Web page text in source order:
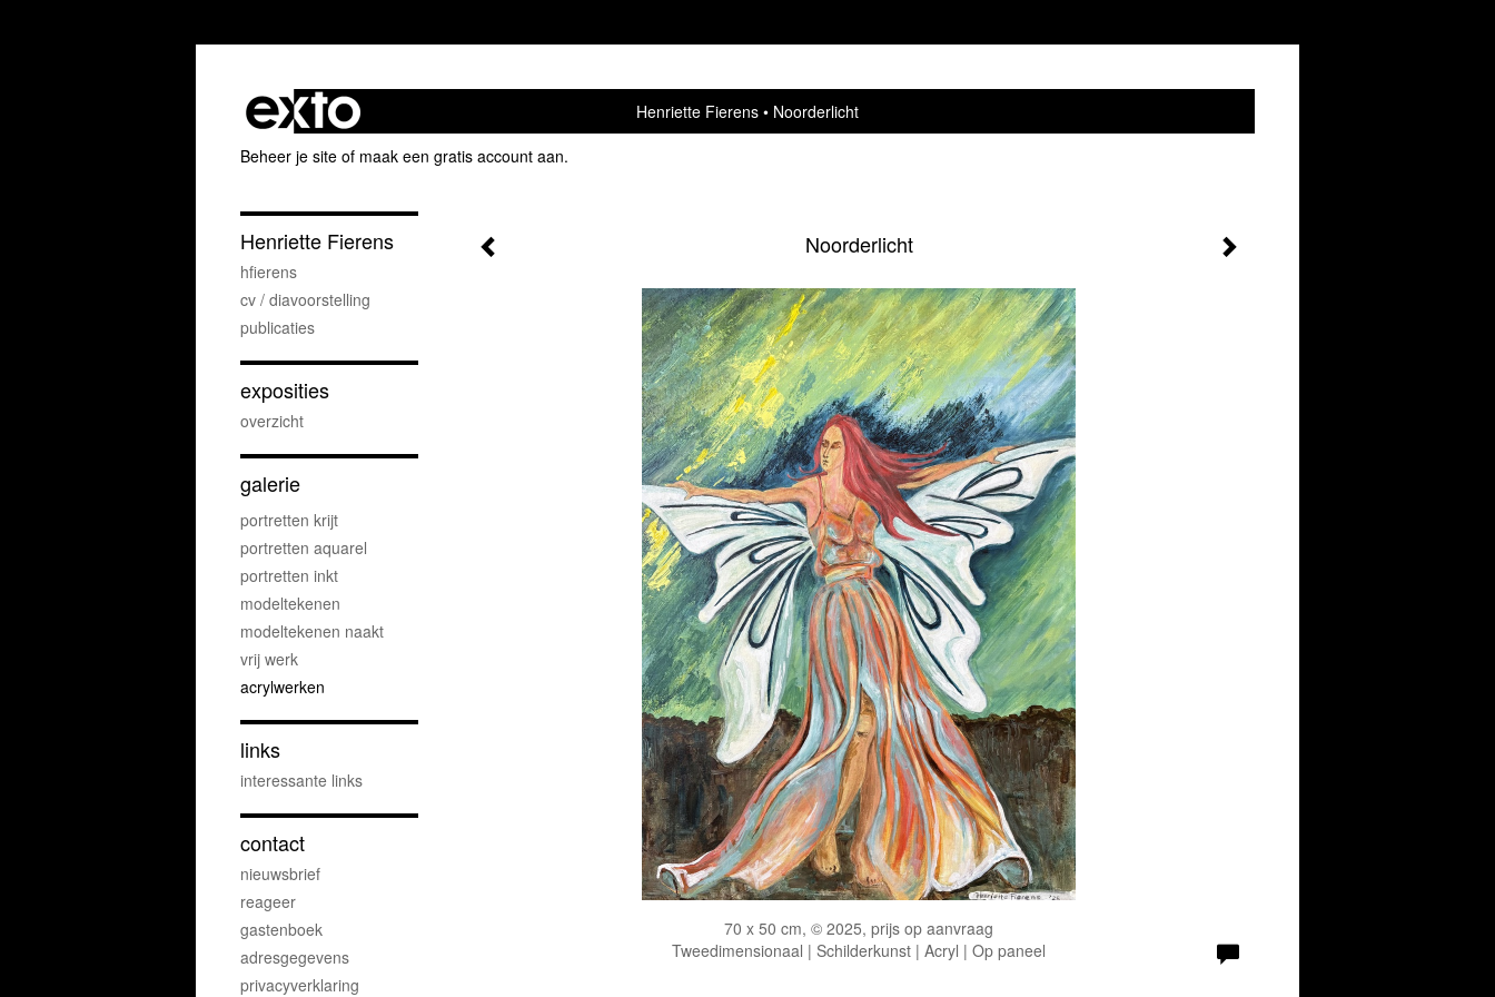
Henriette Fierens
Noorderlicht
Beheer je site of maak een gratis account aan.
Noorderlicht
70 x 50 cm, © 2025, prijs op aanvraag
Tweedimensionaal | Schilderkunst | Acryl | Op paneel
Henriette Fierens
hfierens
cv / diavoorstelling
publicaties
exposities
overzicht
galerie
portretten krijt
portretten aquarel
portretten inkt
modeltekenen
modeltekenen naakt
vrij werk
acrylwerken
links
interessante links
contact
nieuwsbrief
reageer
gastenboek
adresgegevens
privacyverklaring